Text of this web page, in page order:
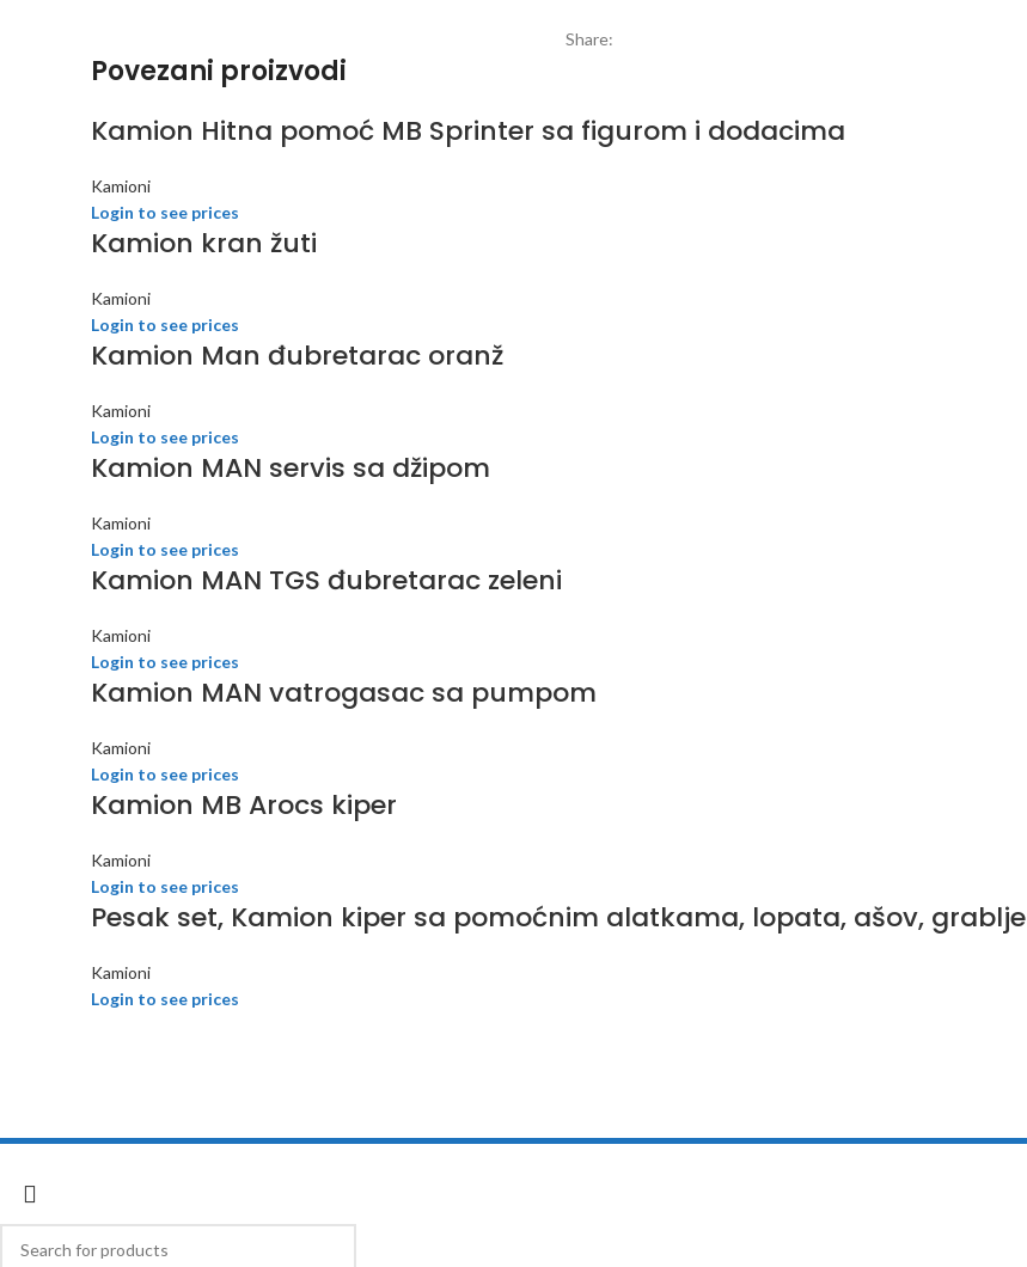
Share:
Povezani proizvodi
Kamion Hitna pomoć MB Sprinter sa figurom i dodacima
Kamioni
Login to see prices
Kamion kran žuti
Kamioni
Login to see prices
Kamion Man đubretarac oranž
Kamioni
Login to see prices
Kamion MAN servis sa džipom
Kamioni
Login to see prices
Kamion MAN TGS đubretarac zeleni
Kamioni
Login to see prices
Kamion MAN vatrogasac sa pumpom
Kamioni
Login to see prices
Kamion MB Arocs kiper
Kamioni
Login to see prices
Pesak set, Kamion kiper sa pomoćnim alatkama, lopata, ašov, grablje
Kamioni
Login to see prices